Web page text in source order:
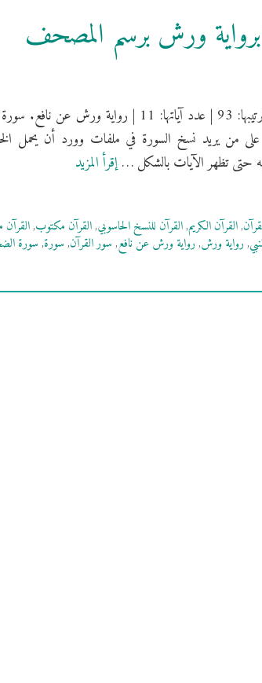
ورش برسم المصحف
[سُورَةُ الضحى] فهرس السور | سورة الضحى مكية | ترتيبها: 93 | عدد
من يريد نسخ السورة في ملفات وورد أن يحمل
إقرأ المزيد
,القرآن الكريم,القرآن للنسخ الحاسوبي,القرآن مكتوب,
,رواية ورش,رواية ورش عن نافع,سور القرآن,سورة,سورة